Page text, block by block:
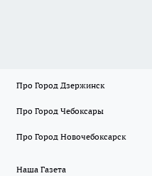
Про Город Дзержинск
Про Город Чебоксары
Про Город Новочебоксарск
Наша Газета